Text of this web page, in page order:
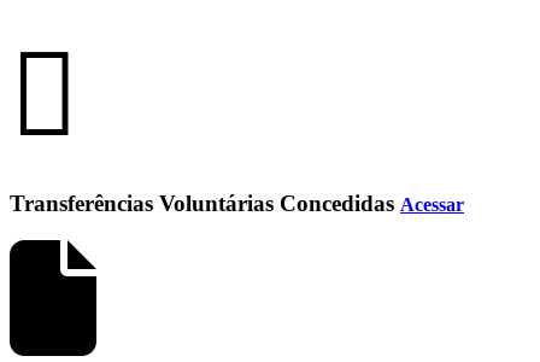
Transferências Voluntárias Concedidas Acessar